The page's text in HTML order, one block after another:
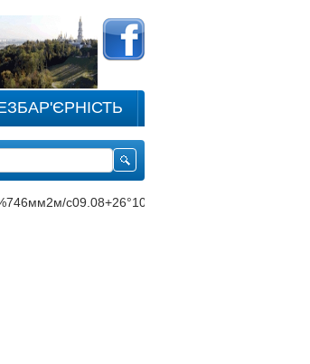
746мм2м/c09.08+26°10.08